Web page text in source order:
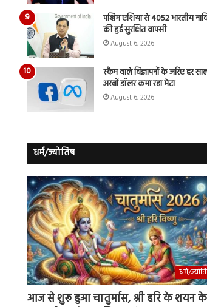
पश्चिम एशिया से 4052 भारतीय
की हुई सुरक्षित वापसी
August 6, 2026
स्कैम वाले विज्ञापनों के जरिए हर
अरबों डॉलर कमा रहा मेटा
August 6, 2026
धर्म/ज्योतिष
धर्म/
आज से शुरू हुआ चातुर्मास, श्री हरि के शयन के